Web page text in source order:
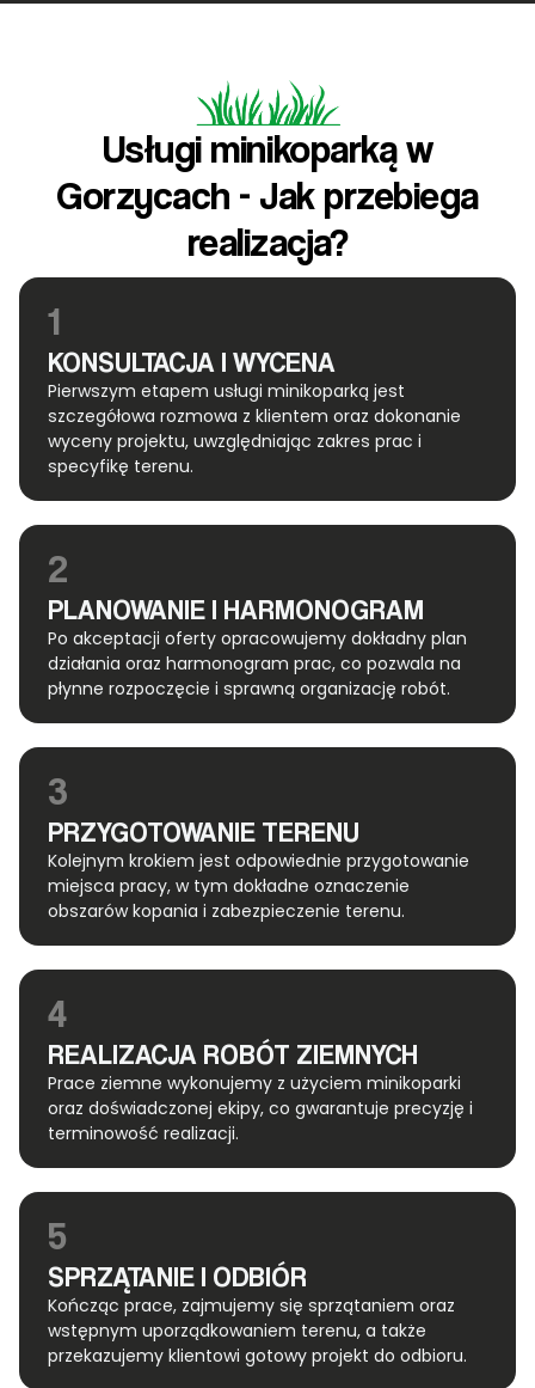
Usługi minikoparką w
Gorzycach - Jak przebiega
realizacja?
1
KONSULTACJA I WYCENA
Pierwszym etapem usługi minikoparką jest
szczegółowa rozmowa z klientem oraz dokonanie
wyceny projektu, uwzględniając zakres prac i
specyfikę terenu.
2
PLANOWANIE I HARMONOGRAM
Po akceptacji oferty opracowujemy dokładny plan
działania oraz harmonogram prac, co pozwala na
płynne rozpoczęcie i sprawną organizację robót.
3
PRZYGOTOWANIE TERENU
Kolejnym krokiem jest odpowiednie przygotowanie
miejsca pracy, w tym dokładne oznaczenie
obszarów kopania i zabezpieczenie terenu.
4
REALIZACJA ROBÓT ZIEMNYCH
Prace ziemne wykonujemy z użyciem minikoparki
oraz doświadczonej ekipy, co gwarantuje precyzję i
terminowość realizacji.
5
SPRZĄTANIE I ODBIÓR
Kończąc prace, zajmujemy się sprzątaniem oraz
wstępnym uporządkowaniem terenu, a także
przekazujemy klientowi gotowy projekt do odbioru.